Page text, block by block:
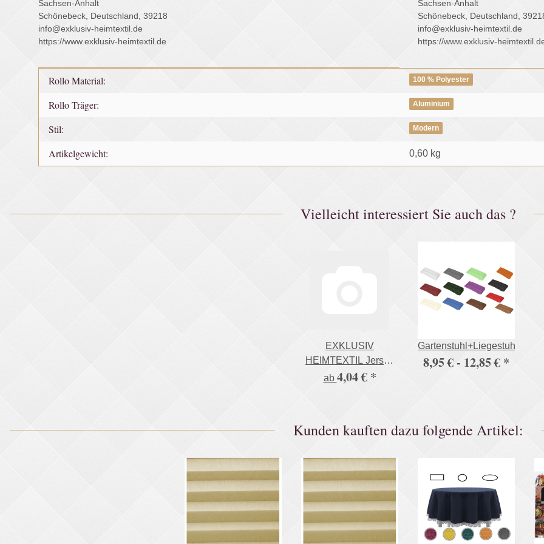
Sachsen-Anhalt
Schönebeck, Deutschland, 39218
info@exklusiv-heimtextil.de
https://www.exklusiv-heimtextil.de
Sachsen-Anhalt
Schönebeck, Deutschland,
info@exklusiv-heimtextil.de
https://www.exklusiv-
Produkteigenschaft
Wert
Rollo Material: 100 % Polyester
Rollo Träger: Aluminium
Stil: Modern
Artikelgewicht: 0,60 kg
Vielleicht interessiert Sie auch das ?
EXKLUSIV
HEIMTEXTIL Jersey
Spannbettlaken in
Bettlaken
ab 4,04 € *
8,95 € - 12,85 € *
Kunden kauften dazu folgende Artikel: